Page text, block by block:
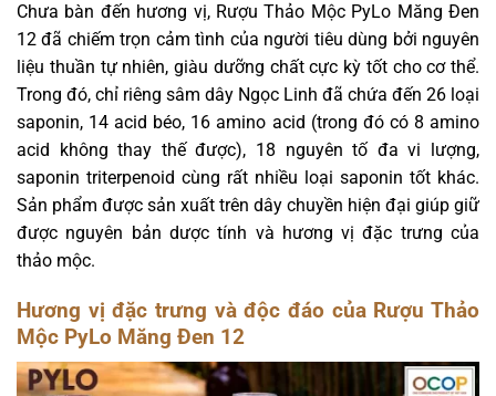
Chưa bàn đến hương vị, Rượu Thảo Mộc PyLo Măng Đen
12 đã chiếm trọn cảm tình của người tiêu dùng bởi nguyên
liệu thuần tự nhiên, giàu dưỡng chất cực kỳ tốt cho cơ thể.
Trong đó, chỉ riêng sâm dây Ngọc Linh đã chứa đến 26 loại
saponin, 14 acid béo, 16 amino acid (trong đó có 8 amino
acid không thay thế được), 18 nguyên tố đa vi lượng,
saponin triterpenoid cùng rất nhiều loại saponin tốt khác.
Sản phẩm được sản xuất trên dây chuyền hiện đại giúp giữ
được nguyên bản dược tính và hương vị đặc trưng của
thảo mộc.
Hương vị đặc trưng và độc đáo của Rượu Thảo
Mộc PyLo Măng Đen 12